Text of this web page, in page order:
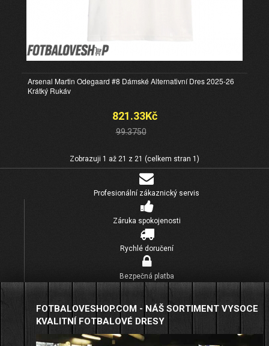
Arsenal Martin Odegaard #8 Dámské Alternativní Dres 2025-26
Krátký Rukáv
821.33Kč
99.3750
Zobrazuji 1 až 21 z 21 (celkem stran 1)
Profesionální zákaznický servis
Záruka spokojenosti
Rychlé doručení
Bezpečná platba
FOTBALOVESHOP.COM - NÁŠ SORTIMENT VYSOCE
KVALITNÍ FOTBALOVÉ DRESY